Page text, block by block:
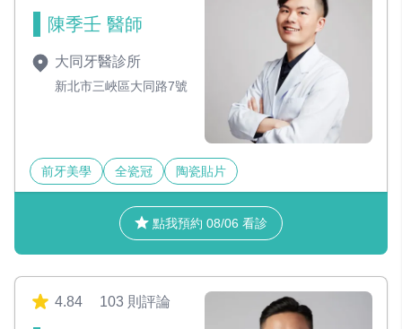
陳季壬 醫師
大同牙醫診所
新北市三峽區大同路7號
前牙美學 全瓷冠 陶瓷貼片
點我預約 08/06 看診
4.84 103 則評論